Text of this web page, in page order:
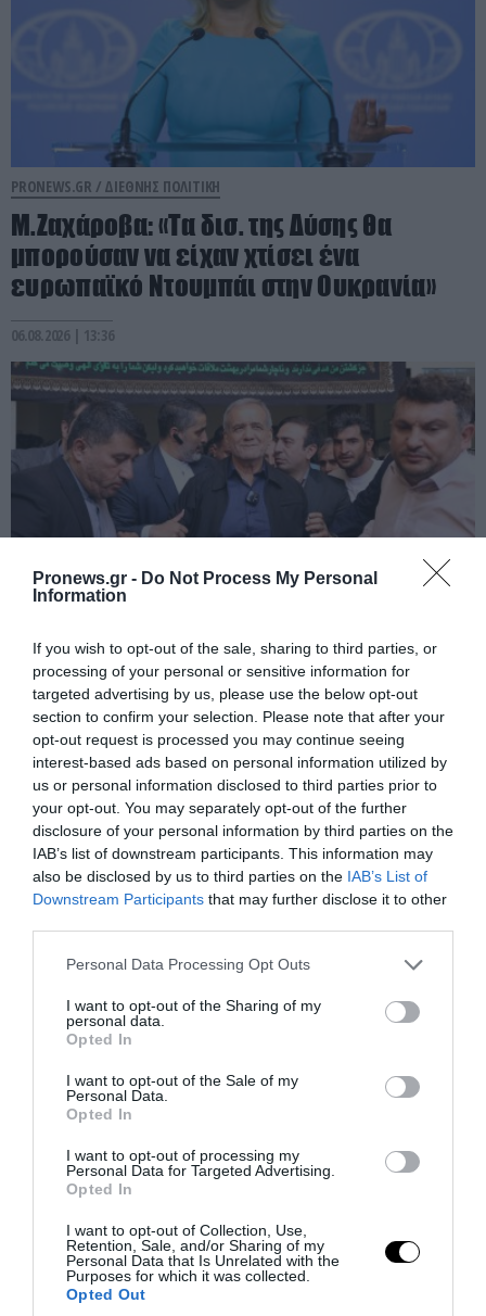
Pronews.gr - Do Not Process My Personal
Information
If you wish to opt-out of the sale, sharing to third parties, or
processing of your personal or sensitive information for
targeted advertising by us, please use the below opt-out
section to confirm your selection. Please note that after your
opt-out request is processed you may continue seeing
interest-based ads based on personal information utilized by
us or personal information disclosed to third parties prior to
your opt-out. You may separately opt-out of the further
disclosure of your personal information by third parties on the
IAB’s list of downstream participants. This information may
also be disclosed by us to third parties on the IAB’s List of
Downstream Participants that may further disclose it to other
Please note that this website/app uses one or more Google
not limited to your visit or usage behaviour. You may click to
grant or deny consent to Google and its third-party tags to
use your data for below specified purposes in below Google
consent section.
Personal Data Processing Opt Outs
I want to opt-out of the Sharing of my
personal data.
Opted In
I want to opt-out of the Sale of my
Personal Data.
Opted In
I want to opt-out of processing my
Personal Data for Targeted Advertising.
Opted In
I want to opt-out of Collection, Use,
Retention, Sale, and/or Sharing of my
Personal Data that Is Unrelated with the
Purposes for which it was collected.
Opted Out
PRONEWS.GR / ΔΙΕΘΝΗΣ ΠΟΛΙΤΙΚΗ
Μ.Ζαχάροβα: «Τα δισ. της Δύσης θα
μπορούσαν να είχαν χτίσει ένα
ευρωπαϊκό Ντουμπάι στην Ουκρανία»
06.08.2026 | 13:36
PRONEWS.GR / ΔΙΕΘΝΗΣ ΠΟΛΙΤΙΚΗ
«Ήταν όντως αυτός;»: Προβληματισμένος
ο Μ.Πεζεσκιάν μετά από συνάντησή του
με τον Μ.Χαμενεΐ σε όχημα με φιμέ
τζάμια
06.08.2026 | 10:25
«Έξαλλος» ο Ν.Τραμπ με δημοσιεύματα
περί ελλείψεων στα πυρομαχικά μετά
τον πόλεμο με το Ιράν – «Έχουμε
αποθέματα»
06.08.2026 | 10:16